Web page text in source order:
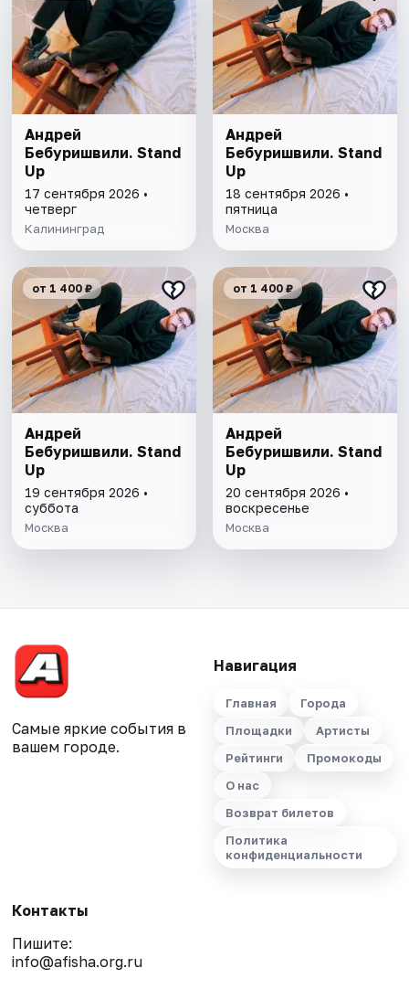
Андрей
Бебуришвили. Stand
Up
17 сентября 2026 •
четверг
Калининград
Андрей
Бебуришвили. Stand
Up
18 сентября 2026 •
пятница
Москва
от 1 400 ₽
Андрей
Бебуришвили. Stand
Up
19 сентября 2026 •
суббота
Москва
от 1 400 ₽
Андрей
Бебуришвили. Stand
Up
20 сентября 2026 •
воскресенье
Москва
Самые яркие события в
вашем городе.
Навигация
Главная
Города
Площадки
Артисты
Рейтинги
Промокоды
О нас
Возврат билетов
Политика
конфиденциальности
Контакты
Пишите:
info@afisha.org.ru